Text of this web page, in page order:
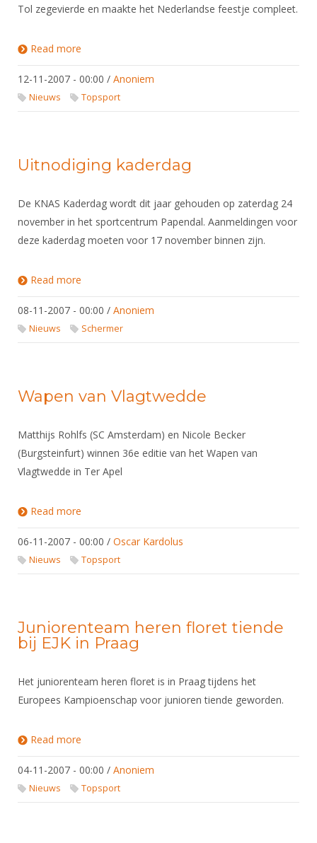
Tol zegevierde en maakte het Nederlandse feestje compleet.
Read more
12-11-2007 - 00:00 / Anoniem
Nieuws Topsport
Uitnodiging kaderdag
De KNAS Kaderdag wordt dit jaar gehouden op zaterdag 24
november in het sportcentrum Papendal. Aanmeldingen voor
deze kaderdag moeten voor 17 november binnen zijn.
Read more
08-11-2007 - 00:00 / Anoniem
Nieuws Schermer
Wapen van Vlagtwedde
Matthijs Rohlfs (SC Amsterdam) en Nicole Becker
(Burgsteinfurt) winnen 36e editie van het Wapen van
Vlagtwedde in Ter Apel
Read more
06-11-2007 - 00:00 / Oscar Kardolus
Nieuws Topsport
Juniorenteam heren floret tiende
bij EJK in Praag
Het juniorenteam heren floret is in Praag tijdens het
Europees Kampioenschap voor junioren tiende geworden.
Read more
04-11-2007 - 00:00 / Anoniem
Nieuws Topsport